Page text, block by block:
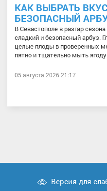
КАК ВЫБРАТЬ
БЕЗОПАСНЫЙ
В Севастополе в разгар
сладкий и безопасный арбуз.
целые плоды в проверенных
пятно и тщательно мыть
05 августа 2026 21:17
Версия для